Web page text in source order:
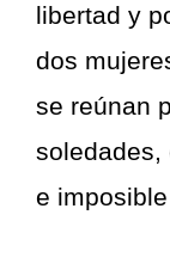
libertad y
dos
se reúnan
soledades,
e